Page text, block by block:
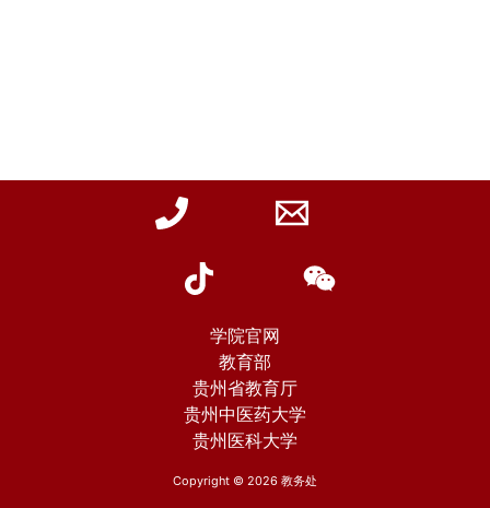
学院官网
教育部
贵州省教育厅
贵州中医药大学
贵州医科大学
Copyright © 2026 教务处